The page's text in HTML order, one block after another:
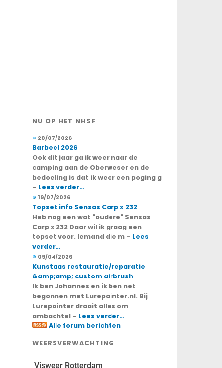
NU OP HET NHSF
28/07/2026
Barbeel 2026
Ook dit jaar ga ik weer naar de
camping aan de Oberweser en de
bedoeling is dat ik weer een poging g
– Lees verder…
19/07/2026
Topset info Sensas Carp x 232
Heb nog een wat "oudere" Sensas
Carp x 232 Daar wil ik graag een
topset voor. Iemand die m – Lees
verder…
09/04/2026
Kunstaas restauratie/reparatie
&amp;amp; custom airbrush
Ik ben Johannes en ik ben net
begonnen met Lurepainter.nl. Bij
Lurepainter draait alles om
ambachtel – Lees verder…
Alle forum berichten
WEERSVERWACHTING